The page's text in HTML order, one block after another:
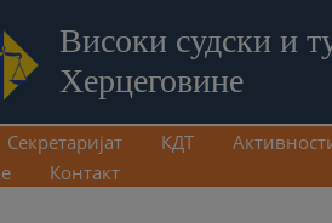
Високи судски и
Херцеговине
Секретаријат КДТ
Контакт